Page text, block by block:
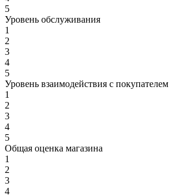
5
Уровень обслуживания
1
2
3
4
5
Уровень взаимодействия с покупателем
1
2
3
4
5
Общая оценка магазина
1
2
3
4